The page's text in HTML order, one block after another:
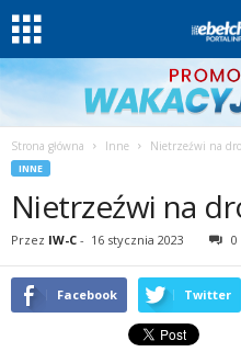
Strona główna Inne Nietrzeźwi na
INNE
Nietrzeźwi na
Przez IW-C - 16 stycznia 2023 0
Facebook Twitter